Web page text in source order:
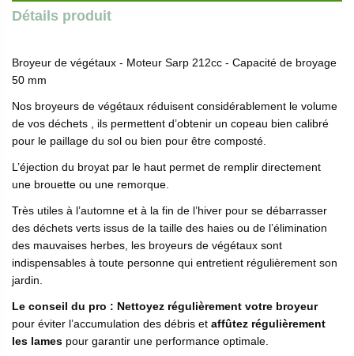
Détails produit
Broyeur de végétaux - Moteur Sarp 212cc - Capacité de broyage
50 mm
Nos broyeurs de végétaux réduisent considérablement le volume
de vos déchets , ils permettent d’obtenir un copeau bien calibré
pour le paillage du sol ou bien pour être composté.
L’éjection du broyat par le haut permet de remplir directement
une brouette ou une remorque.
Très utiles à l’automne et à la fin de l’hiver pour se débarrasser
des déchets verts issus de la taille des haies ou de l’élimination
des mauvaises herbes, les broyeurs de végétaux sont
indispensables à toute personne qui entretient régulièrement son
jardin.
Le conseil du pro : Nettoyez régulièrement votre broyeur
pour éviter l’accumulation des débris et affûtez régulièrement
les lames pour garantir une performance optimale.